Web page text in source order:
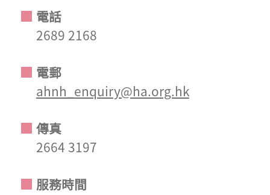
電話
2689 2168
電郵
ahnh_enquiry@ha.org.hk
傳真
2664 3197
服務時間